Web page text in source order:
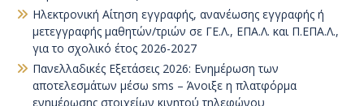
Ηλεκτρονική Αίτηση εγγραφής, ανανέωσης εγγραφής ή
μετεγγραφής μαθητών/τριών σε ΓΕ.Λ., ΕΠΑ.Λ. και Π.ΕΠΑ.Λ.,
για το σχολικό έτος 2026-2027
Πανελλαδικές Εξετάσεις 2026: Ενημέρωση των
αποτελεσμάτων μέσω sms – Άνοιξε η πλατφόρμα
ενημέρωσης στοιχείων κινητού τηλεφώνου